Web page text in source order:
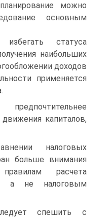
можно
основным
статуса
наибольших
доходов
применяется
капиталов,
налоговых
больше внимания
расчета
а не налоговым
спешить с